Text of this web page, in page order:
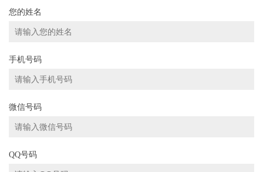
您的姓名
手机号码
微信号码
QQ号码